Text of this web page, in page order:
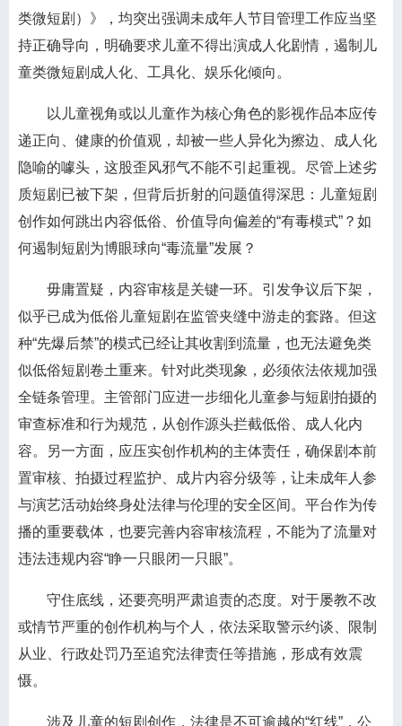
类微短剧）》，均突出强调未成年人节目管理工作应当坚
持正确导向，明确要求儿童不得出演成人化剧情，遏制儿
童类微短剧成人化、工具化、娱乐化倾向。
以儿童视角或以儿童作为核心角色的影视作品本应传
递正向、健康的价值观，却被一些人异化为擦边、成人化
隐喻的噱头，这股歪风邪气不能不引起重视。尽管上述劣
质短剧已被下架，但背后折射的问题值得深思：儿童短剧
创作如何跳出内容低俗、价值导向偏差的“有毒模式”？如
何遏制短剧为博眼球向“毒流量”发展？
毋庸置疑，内容审核是关键一环。引发争议后下架，
似乎已成为低俗儿童短剧在监管夹缝中游走的套路。但这
种“先爆后禁”的模式已经让其收割到流量，也无法避免类
似低俗短剧卷土重来。针对此类现象，必须依法依规加强
全链条管理。主管部门应进一步细化儿童参与短剧拍摄的
审查标准和行为规范，从创作源头拦截低俗、成人化内
容。另一方面，应压实创作机构的主体责任，确保剧本前
置审核、拍摄过程监护、成片内容分级等，让未成年人参
与演艺活动始终身处法律与伦理的安全区间。平台作为传
播的重要载体，也要完善内容审核流程，不能为了流量对
违法违规内容“睁一只眼闭一只眼”。
守住底线，还要亮明严肃追责的态度。对于屡教不改
或情节严重的创作机构与个人，依法采取警示约谈、限制
从业、行政处罚乃至追究法律责任等措施，形成有效震
慑。
涉及儿童的短剧创作，法律是不可逾越的“红线”，公